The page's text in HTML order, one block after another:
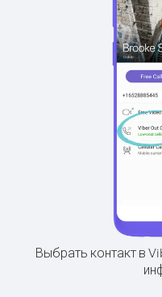
Выбрать контакт в